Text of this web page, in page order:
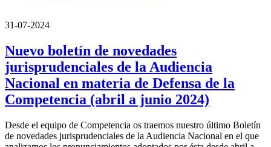
31-07-2024
Nuevo boletín de novedades
jurisprudenciales de la Audiencia
Nacional en materia de Defensa de la
Competencia (abril a junio 2024)
Desde el equipo de Competencia os traemos nuestro último Boletín
de novedades jurisprudenciales de la Audiencia Nacional en el que